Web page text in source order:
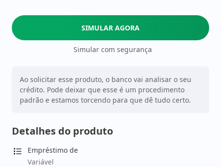
SIMULAR AGORA
Simular com segurança
Ao solicitar esse produto, o banco vai analisar o seu
crédito. Pode deixar que esse é um procedimento
padrão e estamos torcendo para que dê tudo certo.
Detalhes do produto
Empréstimo de
Variável